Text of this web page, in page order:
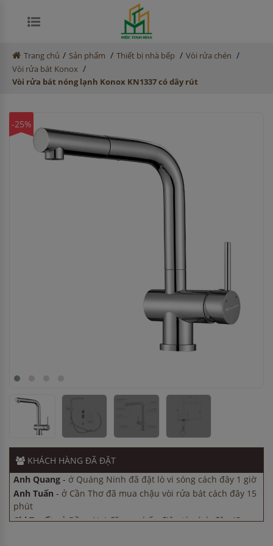
Trang chủ / Sản phẩm / Thiết bị nhà bếp / Vòi rửa chén /
Vòi rửa bát Konox /
Vòi rửa bát nóng lạnh Konox KN1337 có dây rút
-25%
KHÁCH HÀNG ĐÃ ĐẶT
Anh Tuấn
phút
ở Đồng Nai đã mua bếp điện từ cách đây 45
Chị Tuyết
ở Đồng Nai đã mua máy sấy bát cách đây 45
phút
Anh Minh - ở Đồng Nai đã mua bếp điện từ cách đây 3 giờ
Anh Quang - ở Quảng Ninh đã đặt lò vi sóng cách đây 1 giờ
Anh Tuấn - ở Cần Thơ đã mua chậu vòi rửa bát cách đây 15
phút
Chị Tuyết-ở Đồng Nai đã mua bếp điện từ cách đây 45